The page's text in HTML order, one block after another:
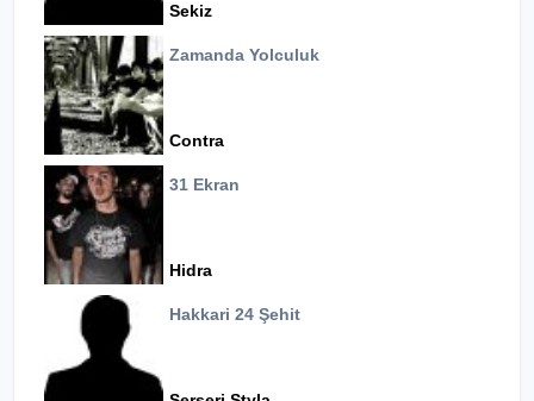
Sekiz
Zamanda Yolculuk
Contra
31 Ekran
Hidra
Hakkari 24 Şehit